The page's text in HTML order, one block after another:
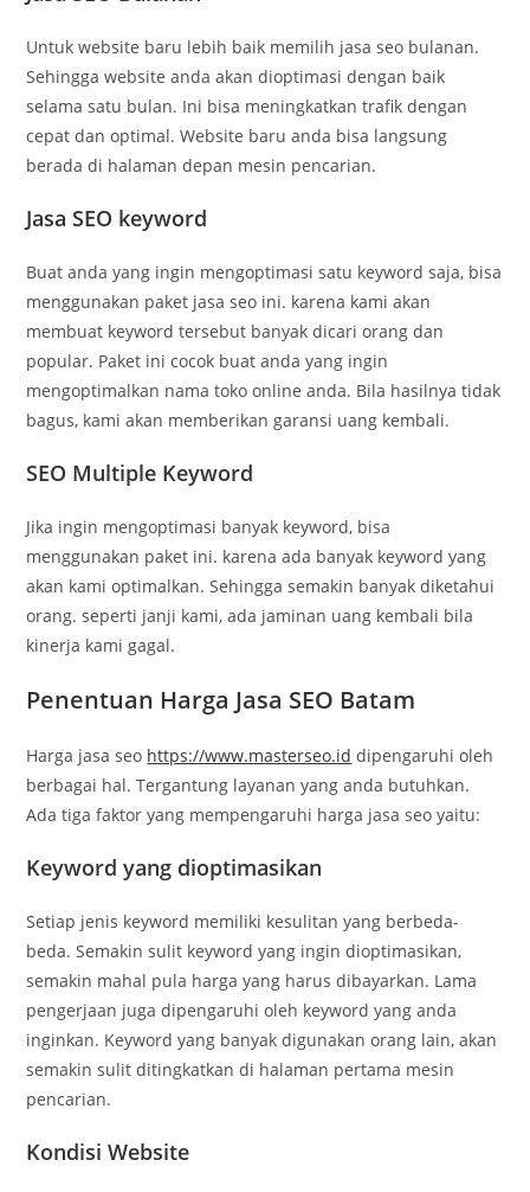
Untuk website baru lebih baik memilih jasa seo bulanan.
Sehingga website anda akan dioptimasi dengan baik
selama satu bulan. Ini bisa meningkatkan trafik dengan
cepat dan optimal. Website baru anda bisa langsung
berada di halaman depan mesin pencarian.
Jasa SEO keyword
Buat anda yang ingin mengoptimasi satu keyword saja, bisa
menggunakan paket jasa seo ini. karena kami akan
membuat keyword tersebut banyak dicari orang dan
popular. Paket ini cocok buat anda yang ingin
mengoptimalkan nama toko online anda. Bila hasilnya tidak
bagus, kami akan memberikan garansi uang kembali.
SEO Multiple Keyword
Jika ingin mengoptimasi banyak keyword, bisa
menggunakan paket ini. karena ada banyak keyword yang
akan kami optimalkan. Sehingga semakin banyak diketahui
orang. seperti janji kami, ada jaminan uang kembali bila
kinerja kami gagal.
Penentuan Harga Jasa SEO Batam
Harga jasa seo https://www.masterseo.id dipengaruhi oleh
berbagai hal. Tergantung layanan yang anda butuhkan.
Ada tiga faktor yang mempengaruhi harga jasa seo yaitu:
Keyword yang dioptimasikan
Setiap jenis keyword memiliki kesulitan yang berbeda-
beda. Semakin sulit keyword yang ingin dioptimasikan,
semakin mahal pula harga yang harus dibayarkan. Lama
pengerjaan juga dipengaruhi oleh keyword yang anda
inginkan. Keyword yang banyak digunakan orang lain, akan
semakin sulit ditingkatkan di halaman pertama mesin
pencarian.
Kondisi Website